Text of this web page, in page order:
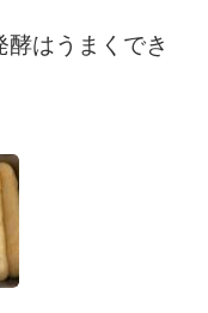
はうまくでき